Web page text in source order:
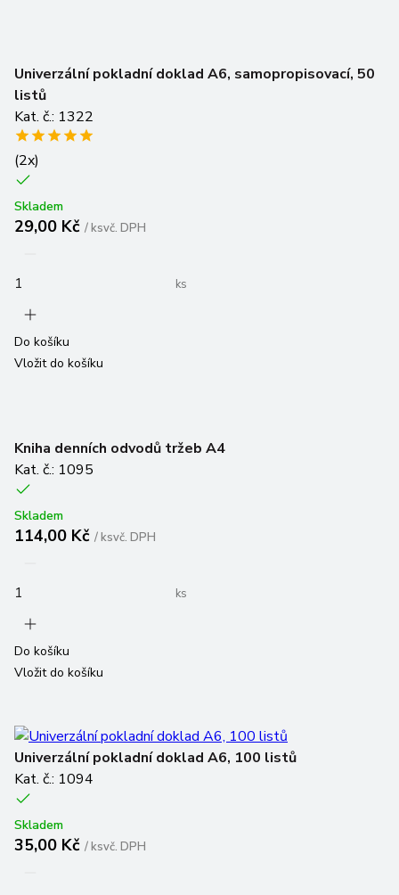
Univerzální pokladní doklad A6, samopropisovací, 50
listů
Kat. č.: 1322
(2x)
Skladem
29,00 Kč /ksvč. DPH
ks
Do košíku
Vložit do košíku
Kniha denních odvodů tržeb A4
Kat. č.: 1095
Skladem
114,00 Kč /ksvč. DPH
ks
Do košíku
Vložit do košíku
Univerzální pokladní doklad A6, 100 listů
Kat. č.: 1094
Skladem
35,00 Kč /ksvč. DPH